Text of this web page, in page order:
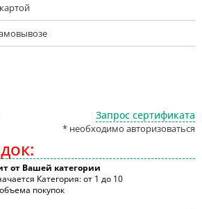
Запрос сертификата
* необходимо авторизоваться
от Вашей категории
Категория: от 1 до 10
покупок